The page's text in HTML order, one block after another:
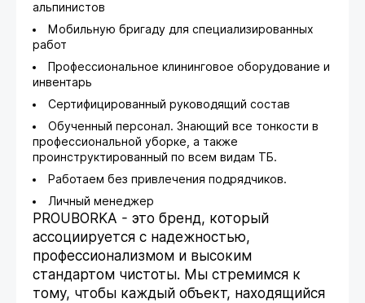
альпинистов
Мобильную бригаду для специализированных
работ
Профессиональное клининговое оборудование и
инвентарь
Сертифицированный руководящий состав
Обученный персонал. Знающий все тонкости в
профессиональной уборке, а также
проинструктированный по всем видам ТБ.
Работаем без привлечения подрядчиков.
Личный менеджер
PROUBORKA - это бренд, который
ассоциируется с надежностью,
профессионализмом и высоким
стандартом чистоты. Мы стремимся к
тому, чтобы каждый объект, находящийся